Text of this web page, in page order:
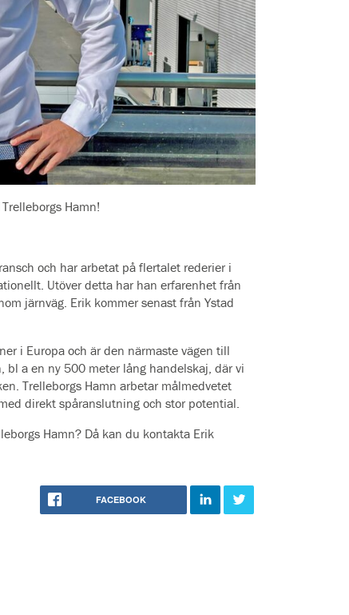
Hamn!
och har arbetat på flertalet rederier i
Utöver detta har han erfarenhet från
järnväg. Erik kommer senast från Ystad
i Europa och är den närmaste vägen till
a en ny 500 meter lång handelskaj, där vi
Trelleborgs Hamn arbetar målmedvetet
direkt spåranslutning och stor potential.
Hamn? Då kan du kontakta Erik
FACEBOOK